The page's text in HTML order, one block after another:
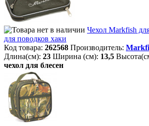
Чехол Markfish
для поводков хаки
Код товара: 262568 Производитель:
Длина(см): 23 Ширина (см): 13,5
чехол для блесен